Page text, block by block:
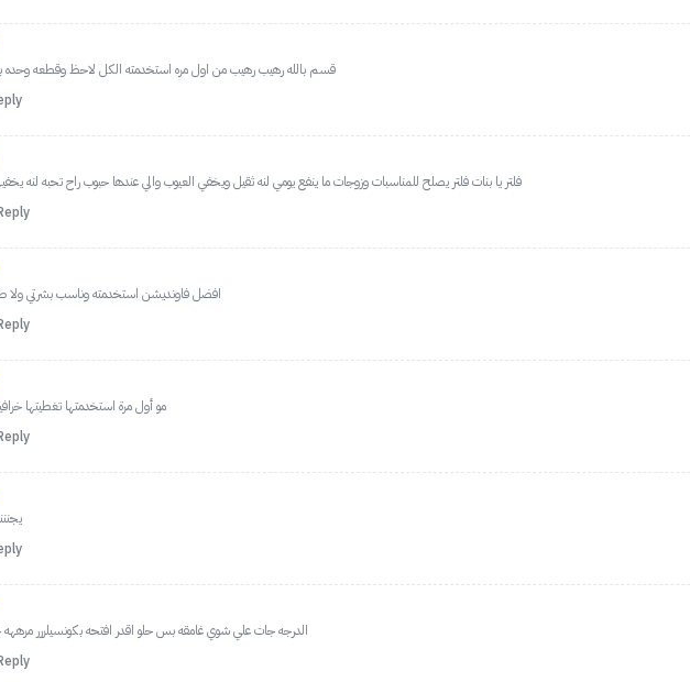
قسم بالله رهيب رهيب من اول مره استخدمته الكل لاحظ وقطعه
فلتر يا بنات فلتر يصلح للمناسبات وزوجات ما ينفع يومي لنه ثقيل ويخفي العيوب والي عندها حبوب راح تحبه لنه
افضل فاونديشن استخدمته وناسب بشرتي ولا
مو أول مرة استخدمتها تغطيتها
الدرجه جات علي شوي غامقه بس حلو اقدر افتحه بكونسيلررر